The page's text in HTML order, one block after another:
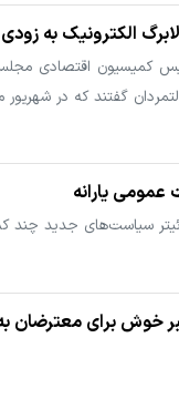
الکترونیک به
کمیسیون اقتصادی مجلس
گفتند که در شهریور
یارانه
سیاست‌های جدید چند
خوش برای معترضان به